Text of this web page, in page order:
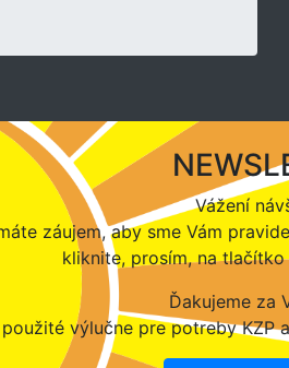
Vážení
záujem, aby sme Vám
kliknite, prosím, na tlačítko
Ďakujeme za
výlučne pre potreby